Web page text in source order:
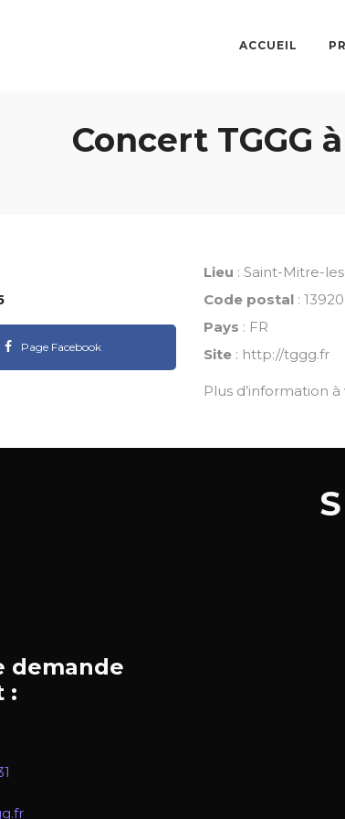
ACCUEIL
Concert TGGG
Page Facebook
Lieu : Saint-Mitre-
Code postal : 13920
Pays : FR
Site : http://tggg.fr
Plus d’information
demande
: